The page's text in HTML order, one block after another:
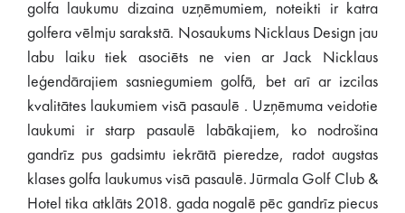
golfa laukumu dizaina uzņēmumiem, noteikti ir katra
golfera vēlmju sarakstā. Nosaukums Nicklaus Design jau
labu laiku tiek asociēts ne vien ar Jack Nicklaus
leģendārajiem sasniegumiem golfā, bet arī ar izcilas
kvalitātes laukumiem visā pasaulē . Uzņēmuma veidotie
laukumi ir starp pasaulē labākajiem, ko nodrošina
gandrīz pus gadsimtu iekrātā pieredze, radot augstas
klases golfa laukumus visā pasaulē. Jūrmala Golf Club &
Hotel tika atklāts 2018. gada nogalē pēc gandrīz piecus